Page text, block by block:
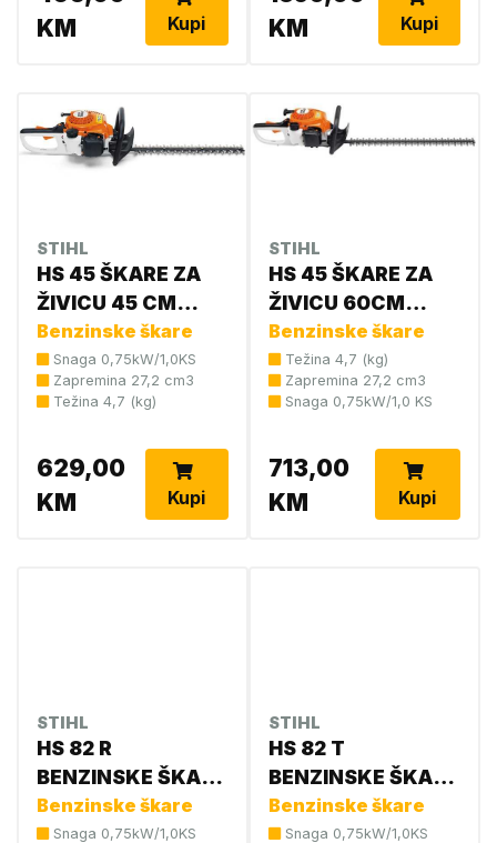
KM
Kupi
KM
Kupi
STIHL
HS 45 ŠKARE ZA
ŽIVICU 45 CM
4228 011 2926 (
novi
br:42280112937 )
Benzinske škare
Snaga 0,75kW/1,0KS
Zapremina 27,2 cm3
Težina 4,7 (kg)
629,00
KM
Kupi
STIHL
HS 45 ŠKARE ZA
ŽIVICU 60CM
4228 011 2938
Benzinske škare
Težina 4,7 (kg)
Zapremina 27,2 cm3
Snaga 0,75kW/1,0 KS
713,00
KM
Kupi
STIHL
HS 82 R
BENZINSKE ŠKARE
75 CM 4237 011
2978
Benzinske škare
Snaga 0,75kW/1,0KS
STIHL
HS 82 T
BENZINSKE ŠKARE
ZA ZIVICU 75 CM
4237 011 2986
Benzinske škare
Snaga 0,75kW/1,0KS